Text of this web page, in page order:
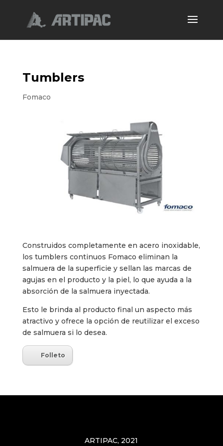
Tumblers
Fomaco
Construidos completamente en acero inoxidable,
los tumblers continuos Fomaco eliminan la
salmuera de la superficie y sellan las marcas de
agujas en el producto y la piel, lo que ayuda a la
absorción de la salmuera inyectada.
Esto le brinda al producto final un aspecto más
atractivo y ofrece la opción de reutilizar el exceso
de salmuera si lo desea.
Folleto
ARTIPAC, 2021